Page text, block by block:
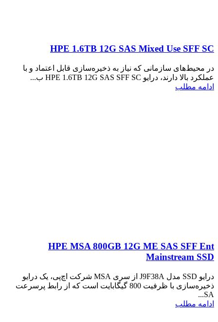
HPE 1.6TB 12G SAS Mixed Use SFF SC
در محیط‌های سازمانی که نیاز به ذخیره‌سازی قابل اعتماد و با
عملکرد بالا دارند، درایو HPE 1.6TB 12G SAS SFF SC ب...
ادامه مطلب
HPE MSA 800GB 12G ME SAS SFF Ent
Mainstream SSD
درایو SSD مدل J9F38A از سری MSA شرکت اچ‌پی، یک درایو
ذخیره‌سازی با ظرفیت 800 گیگابایت است که از رابط پرسرعت
SA...
ادامه مطلب